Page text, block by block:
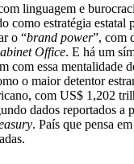
linguagem e
como estratégia estatal
o “brand power”, com
Office. E há um
com essa mentalidade
o maior detentor
com US$ 1,202
dados reportados a
. País que pensa